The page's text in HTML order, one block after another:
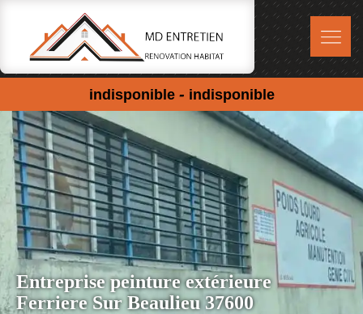
indisponible - indisponible
Entreprise peinture extérieure
Ferriere Sur Beaulieu 37600